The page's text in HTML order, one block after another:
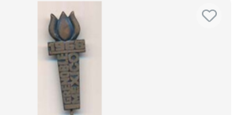
Submit